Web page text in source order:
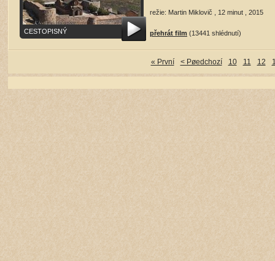
CESTOPISNÝ
režie: Martin Miklovič , 12 minut , 2015
přehrát film (13441 shlédnutí)
« První < Pøedchozí 10 11 12